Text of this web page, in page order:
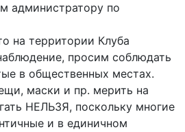
администратору по
на территории Клуба
просим соблюдать
в общественных местах.
маски и пр. мерить на
НЕЛЬЗЯ, поскольку многие
и в единичном